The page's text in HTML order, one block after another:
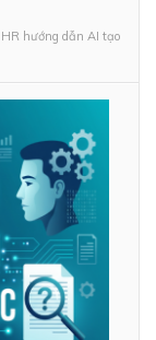
hướng dẫn AI tạo